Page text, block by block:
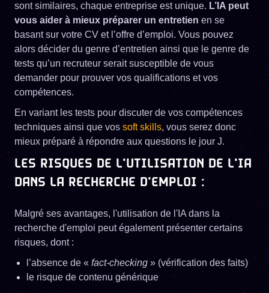
sont similaires, chaque entreprise est unique. L’IA peut
vous aider à mieux préparer un entretien en se
basant sur votre CV et l’offre d’emploi. Vous pouvez
alors décider du genre d’entretien ainsi que le genre de
tests qu’un recruteur serait susceptible de vous
demander pour prouver vos qualifications et vos
compétences.
En variant les tests pour discuter de vos compétences
techniques ainsi que vos soft skills, vous serez donc
mieux préparé à répondre aux questions le jour J.
LES RISQUES DE L'UTILISATION DE L'IA
DANS LA RECHERCHE D'EMPLOI :
Malgré ses avantages, l'utilisation de l'IA dans la
recherche d'emploi peut également présenter certains
risques, dont :
l’absence de « fact-checking » (vérification des faits)
le risque de contenu générique